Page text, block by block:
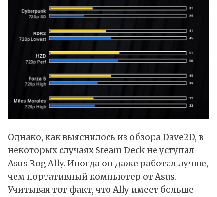
Однако, как выяснилось из обзора Dave2D, в
некоторых случаях Steam Deck не уступал
Asus Rog Ally. Иногда он даже работал лучше,
чем портативный компьютер от Asus.
Учитывая тот факт, что Ally имеет больше